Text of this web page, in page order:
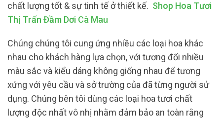
chất lượng tốt & sự tinh tế ở thiết kế. Shop Hoa Tươi
Thị Trấn Đầm Dơi Cà Mau
Chúng chúng tôi cung ứng nhiều các loại hoa khác
nhau cho khách hàng lựa chọn, với tương đối nhiều
màu sắc và kiểu dáng không giống nhau để tương
xứng với yêu cầu và sở trường của đã từng người sử
dụng. Chúng bên tôi dùng các loại hoa tươi chất
lượng độc nhất vô nhị nhằm đảm bảo an toàn rằng